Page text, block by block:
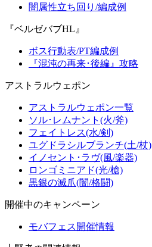
闇属性立ち回り/編成例
『ベルゼバブHL』
ボス行動表/PT編成例
『混沌の再来･後編』攻略
アストラルウェポン
アストラルウェポン一覧
ソル･レムナント(火/斧)
フェイトレス(水/剣)
ユグドラシルブランチ(土/杖)
イノセント･ラヴ(風/楽器)
ロンゴミニアド(光/槍)
黒銀の滅爪(闇/格闘)
開催中のキャンペーン
モバフェス開催情報